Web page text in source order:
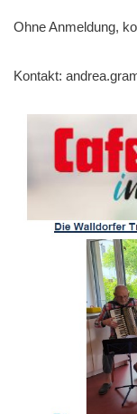
Ohne Anmeldung,
Kontakt: